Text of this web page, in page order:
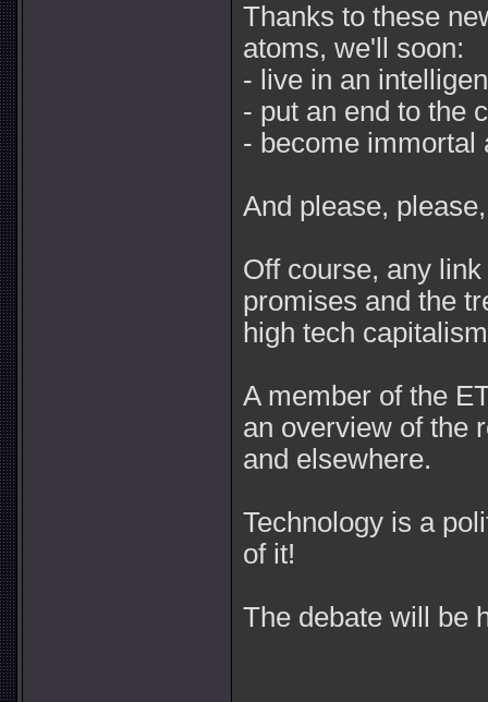
Thanks to these
atoms, we'll soon:
- live in an
- put an end to the
- become immortal
And please,
Off course, any
promises and the
high tech
A member of the
an overview of the
and elsewhere.
Technology is a
of it!
The debate will be